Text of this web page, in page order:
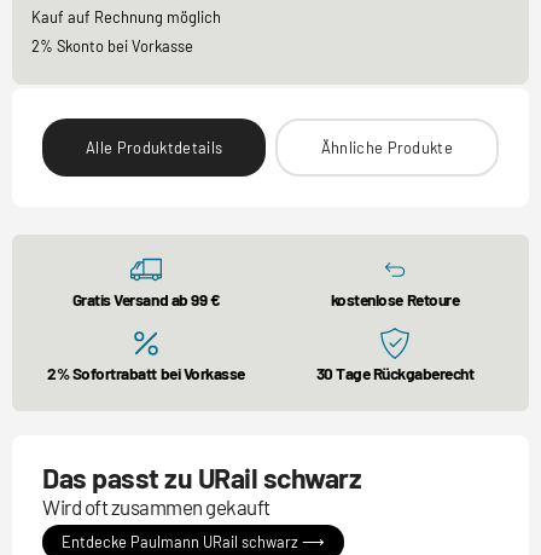
Kauf auf Rechnung möglich
2% Skonto bei Vorkasse
Alle Produktdetails Ähnliche Produkte
Gratis Versand ab 99 € kostenlose Retoure
2% Sofortrabatt bei Vorkasse 30 Tage Rückgaberecht
Das passt zu URail schwarz
Wird oft zusammen gekauft
Entdecke Paulmann URail schwarz ⟶